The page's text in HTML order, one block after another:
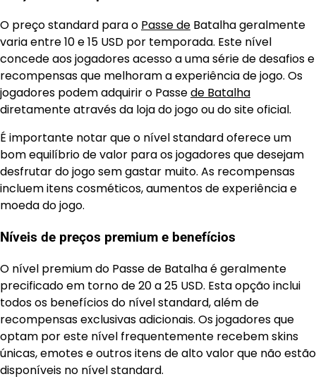
O preço standard para o Passe de Batalha geralmente
varia entre 10 e 15 USD por temporada. Este nível
concede aos jogadores acesso a uma série de desafios e
recompensas que melhoram a experiência de jogo. Os
jogadores podem adquirir o Passede Batalha
diretamente através da loja do jogo ou do site oficial.
É importante notar que o nível standard oferece um
bom equilíbrio de valor para os jogadores que desejam
desfrutar do jogo sem gastar muito. As recompensas
incluem itens cosméticos, aumentos de experiência e
moeda do jogo.
Níveis de preços premium e benefícios
O nível premium do Passe de Batalha é geralmente
precificado em torno de 20 a 25 USD. Esta opção inclui
todos os benefícios do nível standard, além de
recompensas exclusivas adicionais. Os jogadores que
optam por este nível frequentemente recebem skins
únicas, emotes e outros itens de alto valor que não estão
disponíveis no nível standard.